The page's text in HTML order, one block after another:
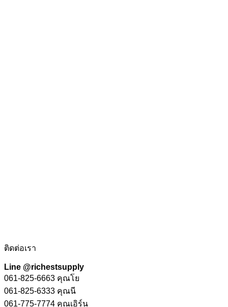
ติดต่อเรา
Line @richestsupply
061-825-6663 คุณโย
061-825-6333 คุณนี
061-775-7774 คุณเอิร์น